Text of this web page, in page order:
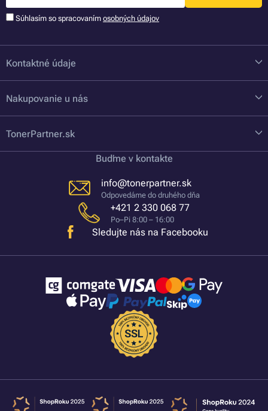
Súhlasím so spracovaním osobných údajov
Kontaktné údaje
Nakupovanie u nás
TonerPartner.sk
Buďme v kontakte
info@tonerpartner.sk
Odpovedáme do druhého dňa
+421 2 330 068 77
Po–Pi 8:00 – 16:00
Sledujte nás na Facebooku